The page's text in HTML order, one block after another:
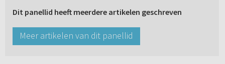
Dit panellid heeft meerdere artikelen geschreven
Meer artikelen van dit panellid